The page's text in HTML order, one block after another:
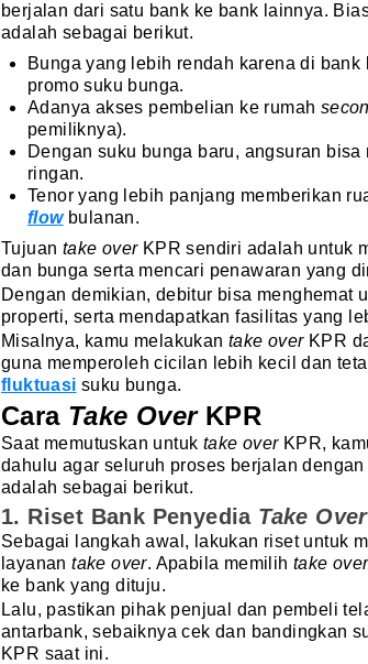
berjalan dari satu bank ke bank lainnya.
adalah sebagai berikut.
Bunga yang lebih rendah karena di
promo suku bunga.
Adanya akses pembelian ke rumah
pemiliknya).
Dengan suku bunga baru, angsuran
ringan.
Tenor yang lebih panjang memberikan
flow bulanan.
Tujuan take over KPR sendiri adalah untuk
dan bunga serta mencari penawaran yang
Dengan demikian, debitur bisa menghemat
properti, serta mendapatkan fasilitas yang
Misalnya, kamu melakukan take overKPR
guna memperoleh cicilan lebih kecil dan
fluktuasi suku bunga.
Cara Take Over KPR
Saat memutuskan untuk take over KPR,
dahulu agar seluruh proses berjalan
adalah sebagai berikut.
1. Riset Bank Penyedia Take Over
Sebagai langkah awal, lakukan riset untuk
layanantake over. Apabila memilihtake over
ke bank yang dituju.
Lalu, pastikan pihak penjual dan pembeli
antarbank, sebaiknya cek dan bandingkan
KPR saat ini.